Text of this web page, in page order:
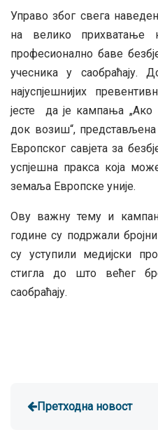
Управо због свега
на велико прихватање
професионално баве
учесника у саобраћају.
најуспјешнијих
јесте да је кампања
док возиш“,
Европског савјета за
успјешна пракса која
земаља Европске уније.
Ову важну тему и
године су подржали
су уступили медијски
стигла до што већег
саобраћају.
Претходна новост